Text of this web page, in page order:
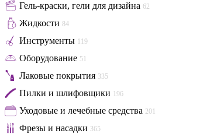
Гель-краски, гели для дизайна 62
Жидкости 84
Инструменты 119
Оборудование 51
Лаковые покрытия 335
Пилки и шлифовщики 196
Уходовые и лечебные средства 201
Фрезы и насадки 365